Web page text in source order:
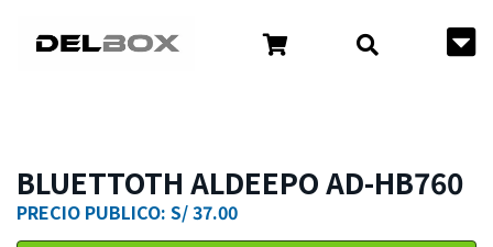
BLUETTOTH ALDEEPO AD-HB760
PRECIO PUBLICO: S/ 37.00